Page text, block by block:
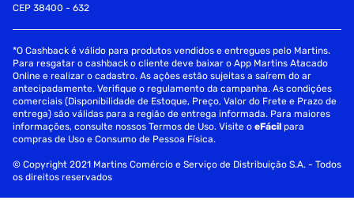
CEP 38400 - 632
*O Cashback é válido para produtos vendidos e entregues pelo Martins.
Para resgatar o cashback o cliente deve baixar o App Martins Atacado
Online e realizar o cadastro. As ações estão sujeitas a saírem do ar
antecipadamente. Verifique o regulamento da campanha. As condições
comerciais (Disponibilidade de Estoque, Preço, Valor do Frete e Prazo de
entrega) são válidas para a região de entrega informada. Para maiores
informações, consulte nossos Termos de Uso. Visite oeFácil para
compras de Uso e Consumo de Pessoa Física.
© Copyright 2021 Martins Comércio e Serviço de Distribuição S.A. - Todos
os direitos reservados